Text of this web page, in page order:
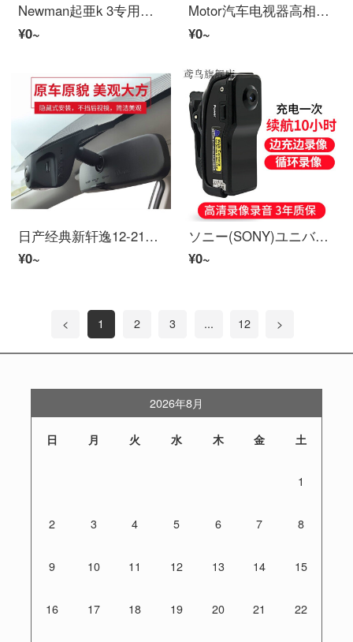
Newman起亜k 3专用电脑和工厂非表示高清夜见前后双录手机相关起亜K 3专用记录器/黑色SONYレンズ单眼镜头+官方仕様
¥0~
Motor汽车电视器高相机高相机1080前后双录相机防水骑行装备MX 801高配版-SONY高相机307レンズ记录器+
¥0~
日产经典新轩逸12-21款录音器/黑色SONY镜单眼镜+官方仕様
¥0~
ソニー(SONY)ユニバーサルハイビジョン家庭用デジタル胸元生活カメラ亲指ポケット运动相机监视カメラ街拍录像神器会议记录器摂安格里10小时录录录(无卡)官方仕様
¥0~
< 1 2 3 ... 12 >
2026年8月
日 月 火 水 木 金 土
1
2 3 4 5 6 7 8
9 10 11 12 13 14 15
16 17 18 19 20 21 22